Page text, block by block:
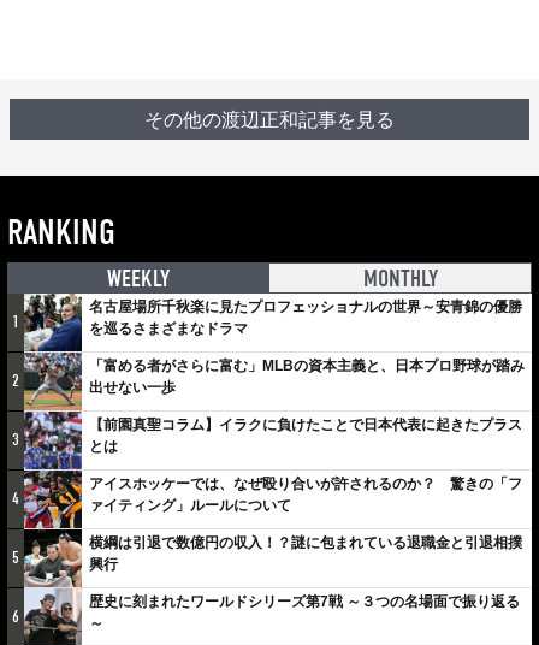
その他の渡辺正和記事を見る
RANKING
WEEKLY MONTHLY
1
名古屋場所千秋楽に見たプロフェッショナルの世界～安青錦の優勝
を巡るさまざまなドラマ
2
「富める者がさらに富む」MLBの資本主義と、日本プロ野球が踏み
出せない一歩
3
【前園真聖コラム】イラクに負けたことで日本代表に起きたプラス
とは
4
アイスホッケーでは、なぜ殴り合いが許されるのか？ 驚きの「フ
ァイティング」ルールについて
5
横綱は引退で数億円の収入！？謎に包まれている退職金と引退相撲
興行
6
歴史に刻まれたワールドシリーズ第7戦 ～３つの名場面で振り返る
～